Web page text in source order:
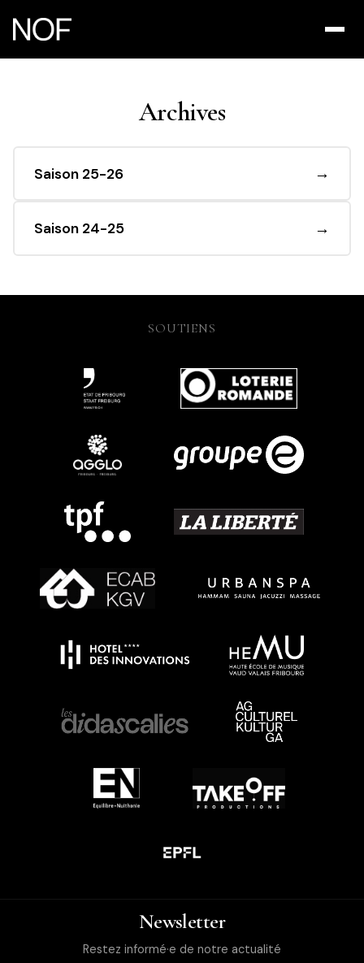
Archives
Saison 25-26 →
Saison 24-25 →
SOUTIENS
Newsletter
Restez informé·e de notre actualité